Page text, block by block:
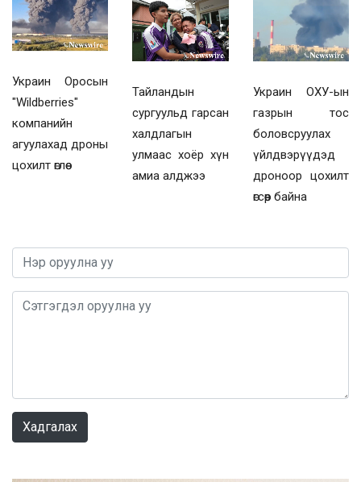
Украин Оросын
"Wildberries"
компанийн
агуулахад дроны
цохилт өглөө
Тайландын
сургуульд гарсан
халдлагын
улмаас хоёр хүн
амиа алджээ
Украин ОХУ-ын
газрын тос
боловсруулах
үйлдвэрүүдэд
дроноор цохилт
өгсөөр байна
Хадгалах